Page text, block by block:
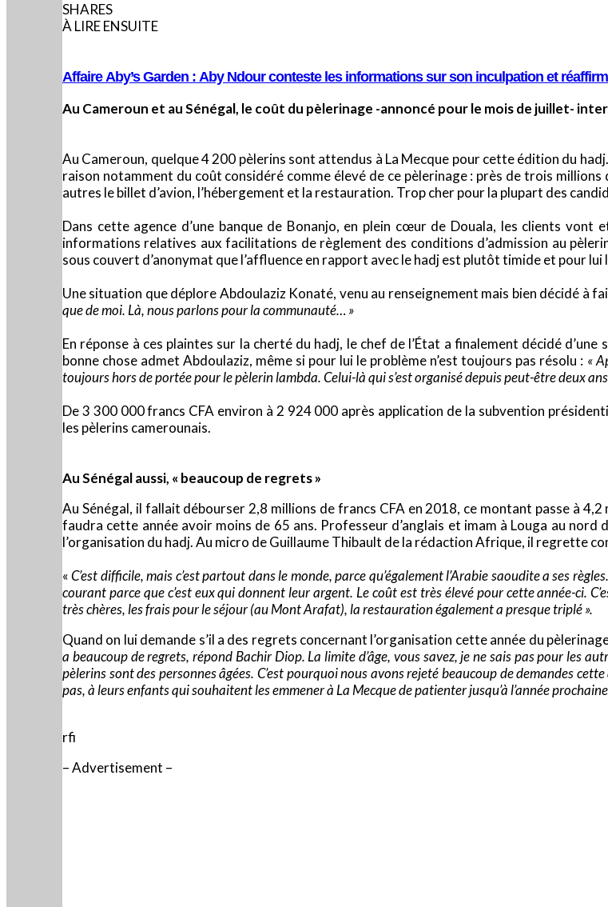
BY
SHARES
À LIRE ENSUITE
Affaire Aby’s Garden : Aby Ndour conteste les informations sur son inculpation et
Au Cameroun et au Sénégal, le coût du pèlerinage -annoncé pour le mois de juillet-
Au Cameroun, quelque 4 200 pèlerins sont attendus à La Mecque pour cette édition du
raison notamment du coût considéré comme élevé de ce pèlerinage : près de trois
autres le billet d’avion, l’hébergement et la restauration. Trop cher pour la plupart des
Dans cette agence d’une banque de Bonanjo, en plein cœur de Douala, les clients
informations relatives aux facilitations de règlement des conditions d’admission au
sous couvert d’anonymat que l’affluence en rapport avec le hadj est plutôt timide et pour
Une situation que déplore Abdoulaziz Konaté, venu au renseignement mais bien décidé à
que de moi. Là, nous parlons pour la communauté… »
En réponse à ces plaintes sur la cherté du hadj, le chef de l’État a finalement décidé
bonne chose admet Abdoulaziz, même si pour lui le problème n’est toujours pas résolu : «
toujours hors de portée pour le pèlerin lambda. Celui-là qui s’est organisé depuis peut-être deux
De 3 300 000 francs CFA environ à 2 924 000 après application de la subvention
les pèlerins camerounais.
Au Sénégal aussi, « beaucoup de regrets »
Au Sénégal, il fallait débourser 2,8 millions de francs CFA en 2018, ce montant passe à
faudra cette année avoir moins de 65 ans. Professeur d’anglais et imam à Louga au nord
l’organisation du hadj. Au micro de Guillaume Thibault de la rédaction Afrique, il regrette
«C’est difficile, mais c’est partout dans le monde, parce qu’également l’Arabie saoudite a ses
courant parce que c’est eux qui donnent leur argent. Le coût est très élevé pour cette année-ci.
très chères, les frais pour le séjour (au Mont Arafat), la restauration également a presque triplé ».
Quand on lui demande s’il a des regrets concernant l’organisation cette année du
a beaucoup de regrets, répond Bachir Diop. La limite d’âge, vous savez, je ne sais pas pour les
pèlerins sont des personnes âgées. C’est pourquoi nous avons rejeté beaucoup de demandes
pas, à leurs enfants qui souhaitent les emmener à La Mecque de patienter jusqu’à l’année
rfi
– Advertisement –